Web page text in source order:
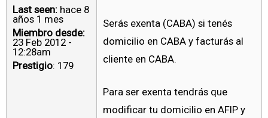
Last seen: hace 8
años 1 mes
Miembro desde:
23 Feb 2012 -
12:28am
Prestigio: 179
Serás exenta (CABA) si tenés
domicilio en CABA y facturás al
cliente en CABA.
Para ser exenta tendrás que
modificar tu domicilio en AFIP y